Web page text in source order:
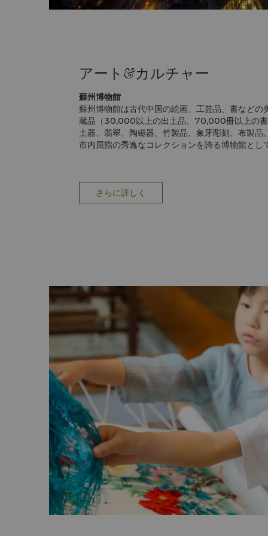
アート&カルチャー
蘇州博物館
蘇州博物館は古代中国の絵画、工芸品、書などの
蔵品（30,000以上の出土品、70,000冊以上の書
土器、翡翠、陶磁器、竹製品、象牙彫刻、布製品
市内屈指の秀逸なコレクションを誇る博物館とし
蘇州シルク博物館は、4世紀にわたる蘇州の絹貿
歴史愛好家にお勧めのスポットです。展示品に
さらに詳しく